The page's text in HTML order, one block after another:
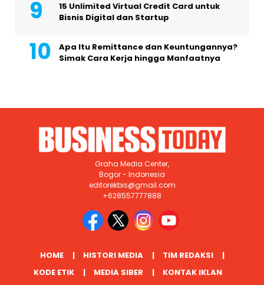
15 Unlimited Virtual Credit Card untuk
Bisnis Digital dan Startup
Apa Itu Remittance dan Keuntungannya?
Simak Cara Kerja hingga Manfaatnya
Graha Media Center,
Bogor - Indonesia
editorekbis@gmail.com
+628557777888
HOME HISTORI MEDIA
TIM REDAKSI
KODE ETIK
MEDIA SIBER KONTAK IKLAN